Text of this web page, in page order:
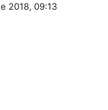
2018, 09:13